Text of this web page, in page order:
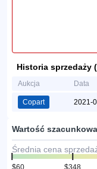
Historia sprzedaży
Aukcja Data
Copart 2021-
Wartość szacunkowa
Średnia cena
$60 $348